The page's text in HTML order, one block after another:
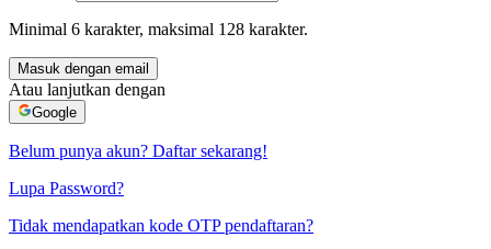
Minimal 6 karakter, maksimal 128 karakter.
Masuk dengan email
Atau lanjutkan dengan
Google
Belum punya akun? Daftar sekarang!
Lupa Password?
Tidak mendapatkan kode OTP pendaftaran?